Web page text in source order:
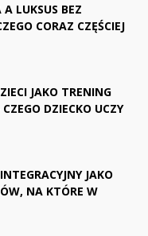
LUKSUS BEZ
CORAZ CZĘŚCIEJ
JAKO TRENING
DZIECKO UCZY
JAKO
NA KTÓRE W